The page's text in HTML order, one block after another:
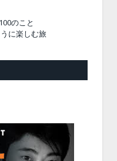
のこと
に楽しむ旅